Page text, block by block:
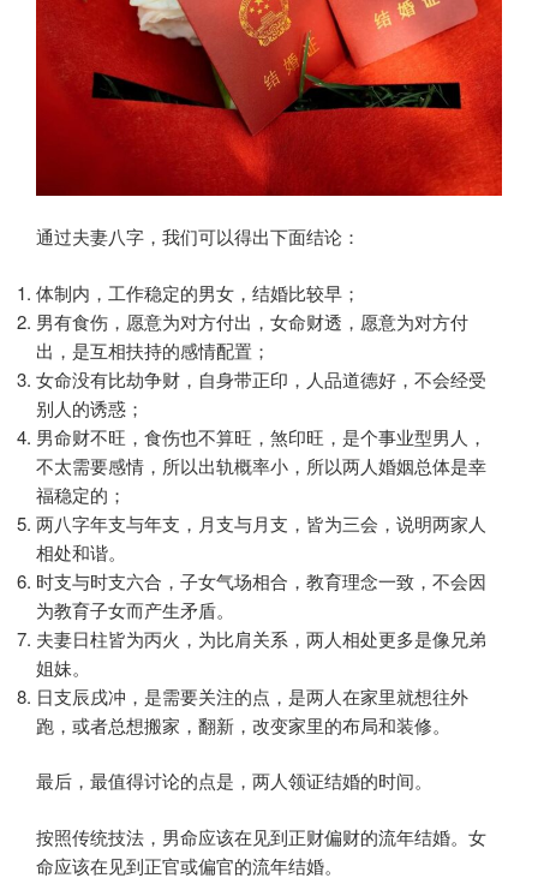
通过夫妻八字，我们可以得出下面结论：
体制内，工作稳定的男女，结婚比较早；
男有食伤，愿意为对方付出，女命财透，愿意为对方付
出，是互相扶持的感情配置；
女命没有比劫争财，自身带正印，人品道德好，不会经受
别人的诱惑；
男命财不旺，食伤也不算旺，煞印旺，是个事业型男人，
不太需要感情，所以出轨概率小，所以两人婚姻总体是幸
福稳定的；
两八字年支与年支，月支与月支，皆为三会，说明两家人
相处和谐。
时支与时支六合，子女气场相合，教育理念一致，不会因
为教育子女而产生矛盾。
夫妻日柱皆为丙火，为比肩关系，两人相处更多是像兄弟
姐妹。
日支辰戌冲，是需要关注的点，是两人在家里就想往外
跑，或者总想搬家，翻新，改变家里的布局和装修。
最后，最值得讨论的点是，两人领证结婚的时间。
按照传统技法，男命应该在见到正财偏财的流年结婚。女
命应该在见到正官或偏官的流年结婚。